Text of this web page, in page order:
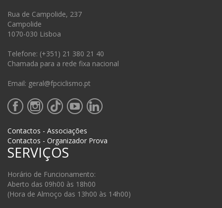
Rua de Campolide, 237
Campolide
1070-030 Lisboa
Telefone: (+351) 21 380 21 40
Chamada para a rede fixa nacional
Email: geral@fpciclismo.pt
Contactos - Associações
Contactos - Organizador Prova
SERVIÇOS
Horário de Funcionamento:
Aberto das 09h00 às 18h00
(Hora de Almoço das 13h00 às 14h00)